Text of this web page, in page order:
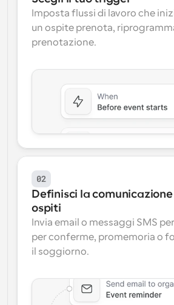
Imposta flussi di lavoro che
un ospite prenota,
prenotazione.
02
Definisci la
ospiti
Invia email o messaggi SMS
per conferme, promemoria o
il soggiorno.